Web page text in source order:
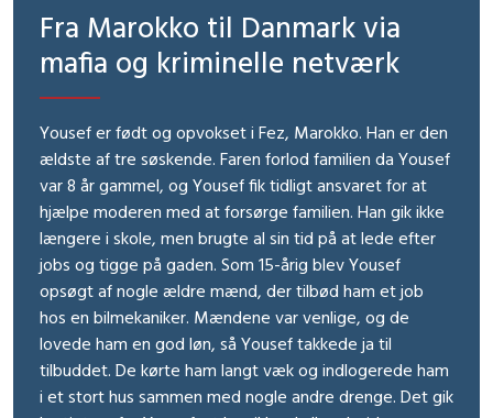
Fra Marokko til Danmark via
mafia og kriminelle netværk
Yousef er født og opvokset i Fez, Marokko. Han er den
ældste af tre søskende. Faren forlod familien da Yousef
var 8 år gammel, og Yousef fik tidligt ansvaret for at
hjælpe moderen med at forsørge familien. Han gik ikke
længere i skole, men brugte al sin tid på at lede efter
jobs og tigge på gaden. Som 15-årig blev Yousef
opsøgt af nogle ældre mænd, der tilbød ham et job
hos en bilmekaniker. Mændene var venlige, og de
lovede ham en god løn, så Yousef takkede ja til
tilbuddet. De kørte ham langt væk og indlogerede ham
i et stort hus sammen med nogle andre drenge. Det gik